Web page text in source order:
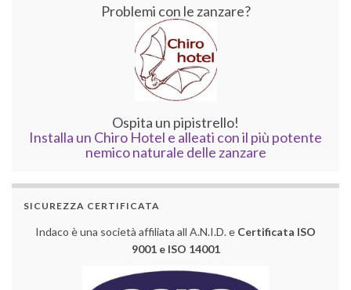
Problemi con le zanzare?
Ospita un pipistrello!
Installa un Chiro Hotel e alleati con il più potente
nemico naturale delle zanzare
SICUREZZA CERTIFICATA
Indaco è una società affiliata all A.N.I.D. e Certificata ISO
9001 e ISO 14001